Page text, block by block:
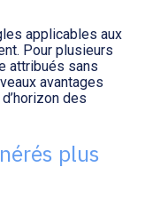
applicables aux
Pour plusieurs
attribués sans
avantages
des
plus